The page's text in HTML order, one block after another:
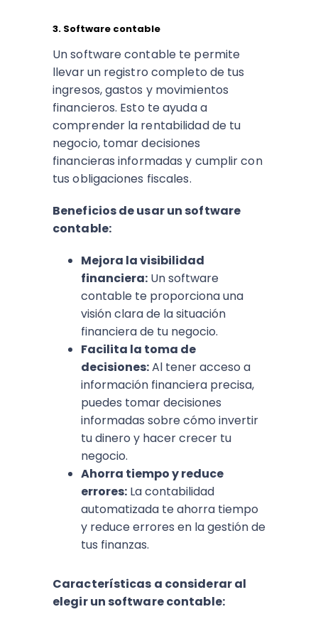
3. Software contable
Un software contable te permite
llevar un registro completo de tus
ingresos, gastos y movimientos
financieros. Esto te ayuda a
comprender la rentabilidad de tu
negocio, tomar decisiones
financieras informadas y cumplir con
tus obligaciones fiscales.
Beneficios de usar un software
contable:
Mejora la visibilidad
financiera: Un software
contable te proporciona una
visión clara de la situación
financiera de tu negocio.
Facilita la toma de
decisiones:Al tener acceso a
información financiera precisa,
puedes tomar decisiones
informadas sobre cómo invertir
tu dinero y hacer crecer tu
negocio.
Ahorra tiempo y reduce
errores: La contabilidad
automatizada te ahorra tiempo
y reduce errores en la gestión de
tus finanzas.
Características a considerar al
elegir un software contable: